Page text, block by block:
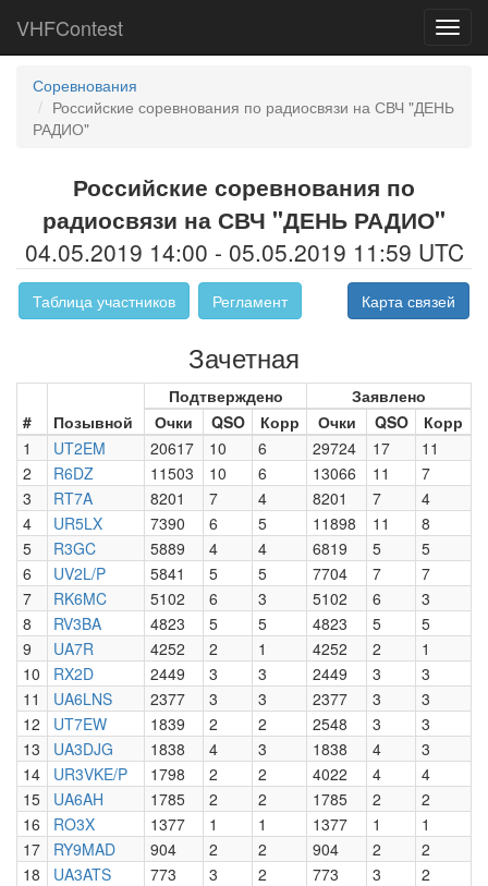
VHFContest
Соревнования
Российские соревнования по радиосвязи на СВЧ "ДЕНЬ
РАДИО"
Российские соревнования по
радиосвязи на СВЧ "ДЕНЬ РАДИО"
04.05.2019 14:00 - 05.05.2019 11:59 UTC
Таблица участников Регламент Карта связей
Зачетная
# Позывной
Подтверждено
Заявлено
Очки
QSO Корр Очки QSO
Корр
1
UT2EM 20617 10 6 29724 17
11
2
R6DZ 11503 10 6 13066 11
7
3
RT7A 8201 7 4 8201 7
4
4
UR5LX 7390 6 5 11898 11
8
5
R3GC 5889 4 4 6819 5
5
6
UV2L/P 5841 5 5 7704 7
7
7
RK6MC 5102 6 3 5102 6
3
8
RV3BA 4823 5 5 4823 5
5
9
UA7R 4252 2 1 4252 2
1
10
RX2D 2449 3 3 2449 3
3
11
UA6LNS 2377 3 3 2377 3
3
12
UT7EW 1839 2 2 2548 3
3
13
UA3DJG 1838 4 3 1838 4
3
14
UR3VKE/P 1798 2 2 4022 4
4
15
UA6AH 1785 2 2 1785 2
2
16
RO3X 1377 1 1 1377 1
1
17
RY9MAD 904 2 2 904 2
2
18
UA3ATS 773 3 2 773 3
2